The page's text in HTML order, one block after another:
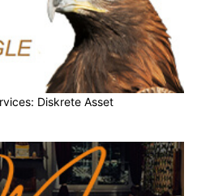
Diskrete Asset